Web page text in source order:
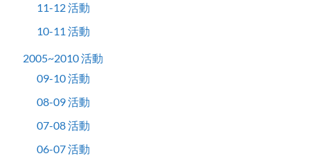
11-12 活動
10-11 活動
2005~2010 活動
09-10 活動
08-09 活動
07-08 活動
06-07 活動